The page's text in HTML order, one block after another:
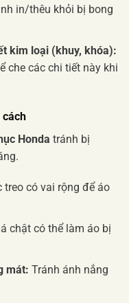
in/thêu khỏi bị bong
kim loại (khuy, khóa):
che các chi tiết này khi
cách
Honda tránh bị
treo có vai rộng để áo
chật có thể làm áo bị
mát: Tránh ánh nắng